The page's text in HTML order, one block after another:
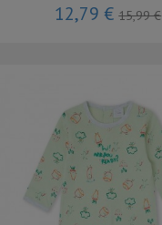
12,79 €15,99 €